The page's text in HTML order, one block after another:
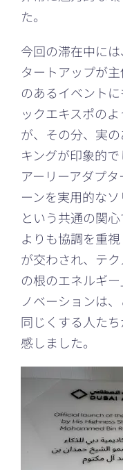
た。
今回の滞在中に
タートアップが
のあるイベント
ックエキスポの
が、その分、実
キングが印象的
アーリーアダプ
ーンを実用的な
という共通の関
よりも協調を重
が交わされ、テ
の根のエネルギ
ノベーションは
同じくする人た
感しました。